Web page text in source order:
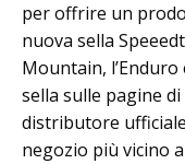
per offrire un
nuova sella
Mountain,
sella sulle pagine
distributore
negozio più vicino